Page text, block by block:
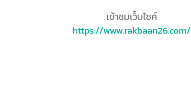
เข้าชมเว็บไซค์
https://www.rakbaan26.com/